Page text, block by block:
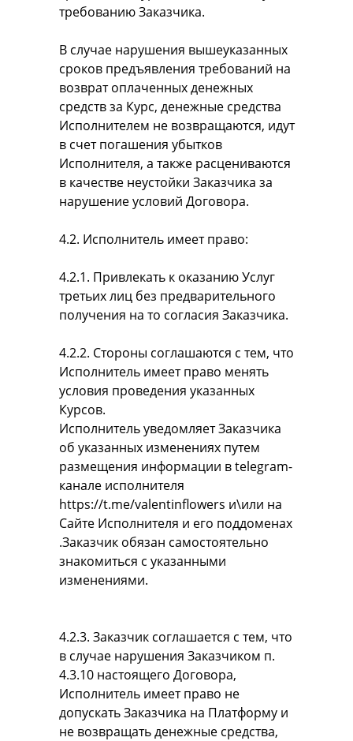
требованию Заказчика.
В случае нарушения вышеуказанных
сроков предъявления требований на
возврат оплаченных денежных
средств за Курс, денежные средства
Исполнителем не возвращаются, идут
в счет погашения убытков
Исполнителя, а также расцениваются
в качестве неустойки Заказчика за
нарушение условий Договора.
4.2. Исполнитель имеет право:
4.2.1. Привлекать к оказанию Услуг
третьих лиц без предварительного
получения на то согласия Заказчика.
4.2.2. Стороны соглашаются с тем, что
Исполнитель имеет право менять
условия проведения указанных
Курсов.
Исполнитель уведомляет Заказчика
об указанных изменениях путем
размещения информации в telegram-
канале исполнителя
https://t.me/valentinflowers и\или на
Сайте Исполнителя и его поддоменах
.Заказчик обязан самостоятельно
знакомиться с указанными
изменениями.
4.2.3. Заказчик соглашается с тем, что
в случае нарушения Заказчиком п.
4.3.10 настоящего Договора,
Исполнитель имеет право не
допускать Заказчика на Платформу и
не возвращать денежные средства,